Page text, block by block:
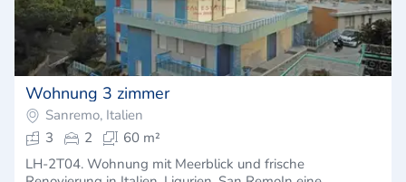
Wohnung 3 zimmer
Sanremo, Italien
3
2
60 m²
LH-2T04. Wohnung mit Meerblick und frische